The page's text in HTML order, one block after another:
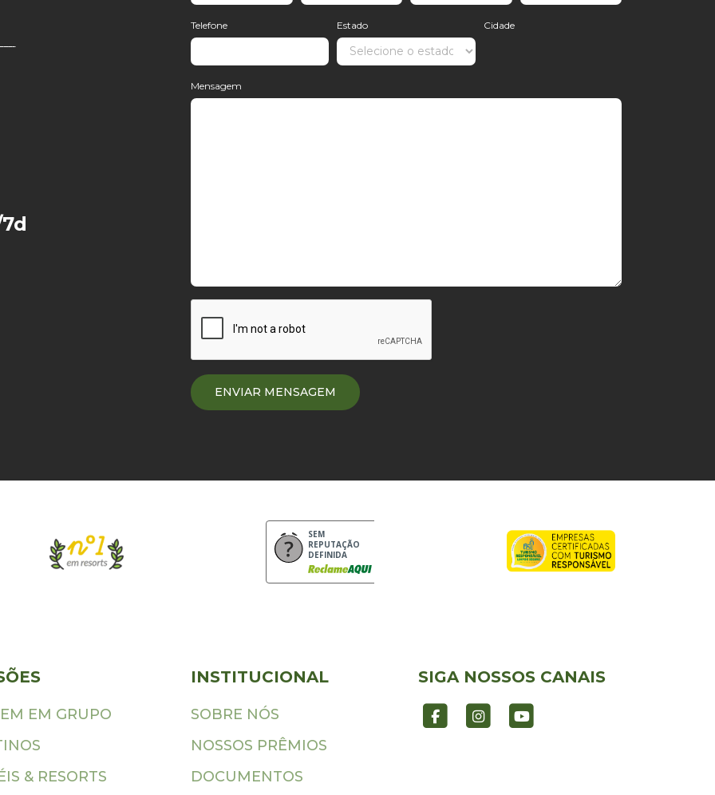
Telefone Estado Cidade
Mensagem
SEM
REPUTAÇÃO
DEFINIDA
EM GRUPO
& RESORTS
INSTITUCIONAL
SOBRE NÓS
NOSSOS PRÊMIOS
DOCUMENTOS
SIGA NOSSOS CANAIS